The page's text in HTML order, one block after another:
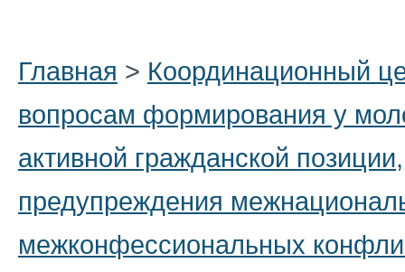
Главная > Координационный
вопросам формирования у
активной гражданской позиции,
предупреждения
межконфессиональных